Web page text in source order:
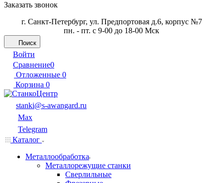
Заказать звонок
г. Санкт-Петербург, ул. Предпортовая д.6, корпус №7
пн. - пт. с 9-00 до 18-00 Мск
Поиск
Войти
Сравнение0
Отложенные 0
Корзина 0
stanki@s-awangard.ru
Max
Telegram
Каталог
Металлообработка
Металлорежущие станки
Сверлильные